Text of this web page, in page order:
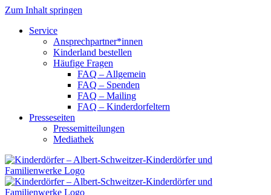
Zum Inhalt springen
Service
Ansprechpartner*innen
Kinderland bestellen
Häufige Fragen
FAQ – Allgemein
FAQ – Spenden
FAQ – Mailing
FAQ – Kinderdorfeltern
Presseseiten
Pressemitteilungen
Mediathek